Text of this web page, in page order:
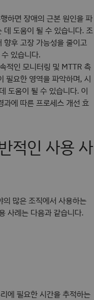
하면 장애의 근본 원인을 파
데 도움이 될 수 있습니다. 조
향후 고장 가능성을 줄이고
있습니다.
적인 모니터링 및 MTTR 측
필요한 영역을 파악하며, 시
도움이 될 수 있습니다. 이
과에 따른 프로세스 개선 효
적인 사용 사
많은 조직에서 사용하는
사례는 다음과 같습니다.
에 필요한 시간을 추적하는